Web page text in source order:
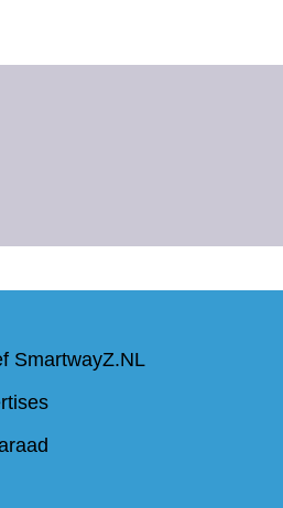
SmartwayZ.NL